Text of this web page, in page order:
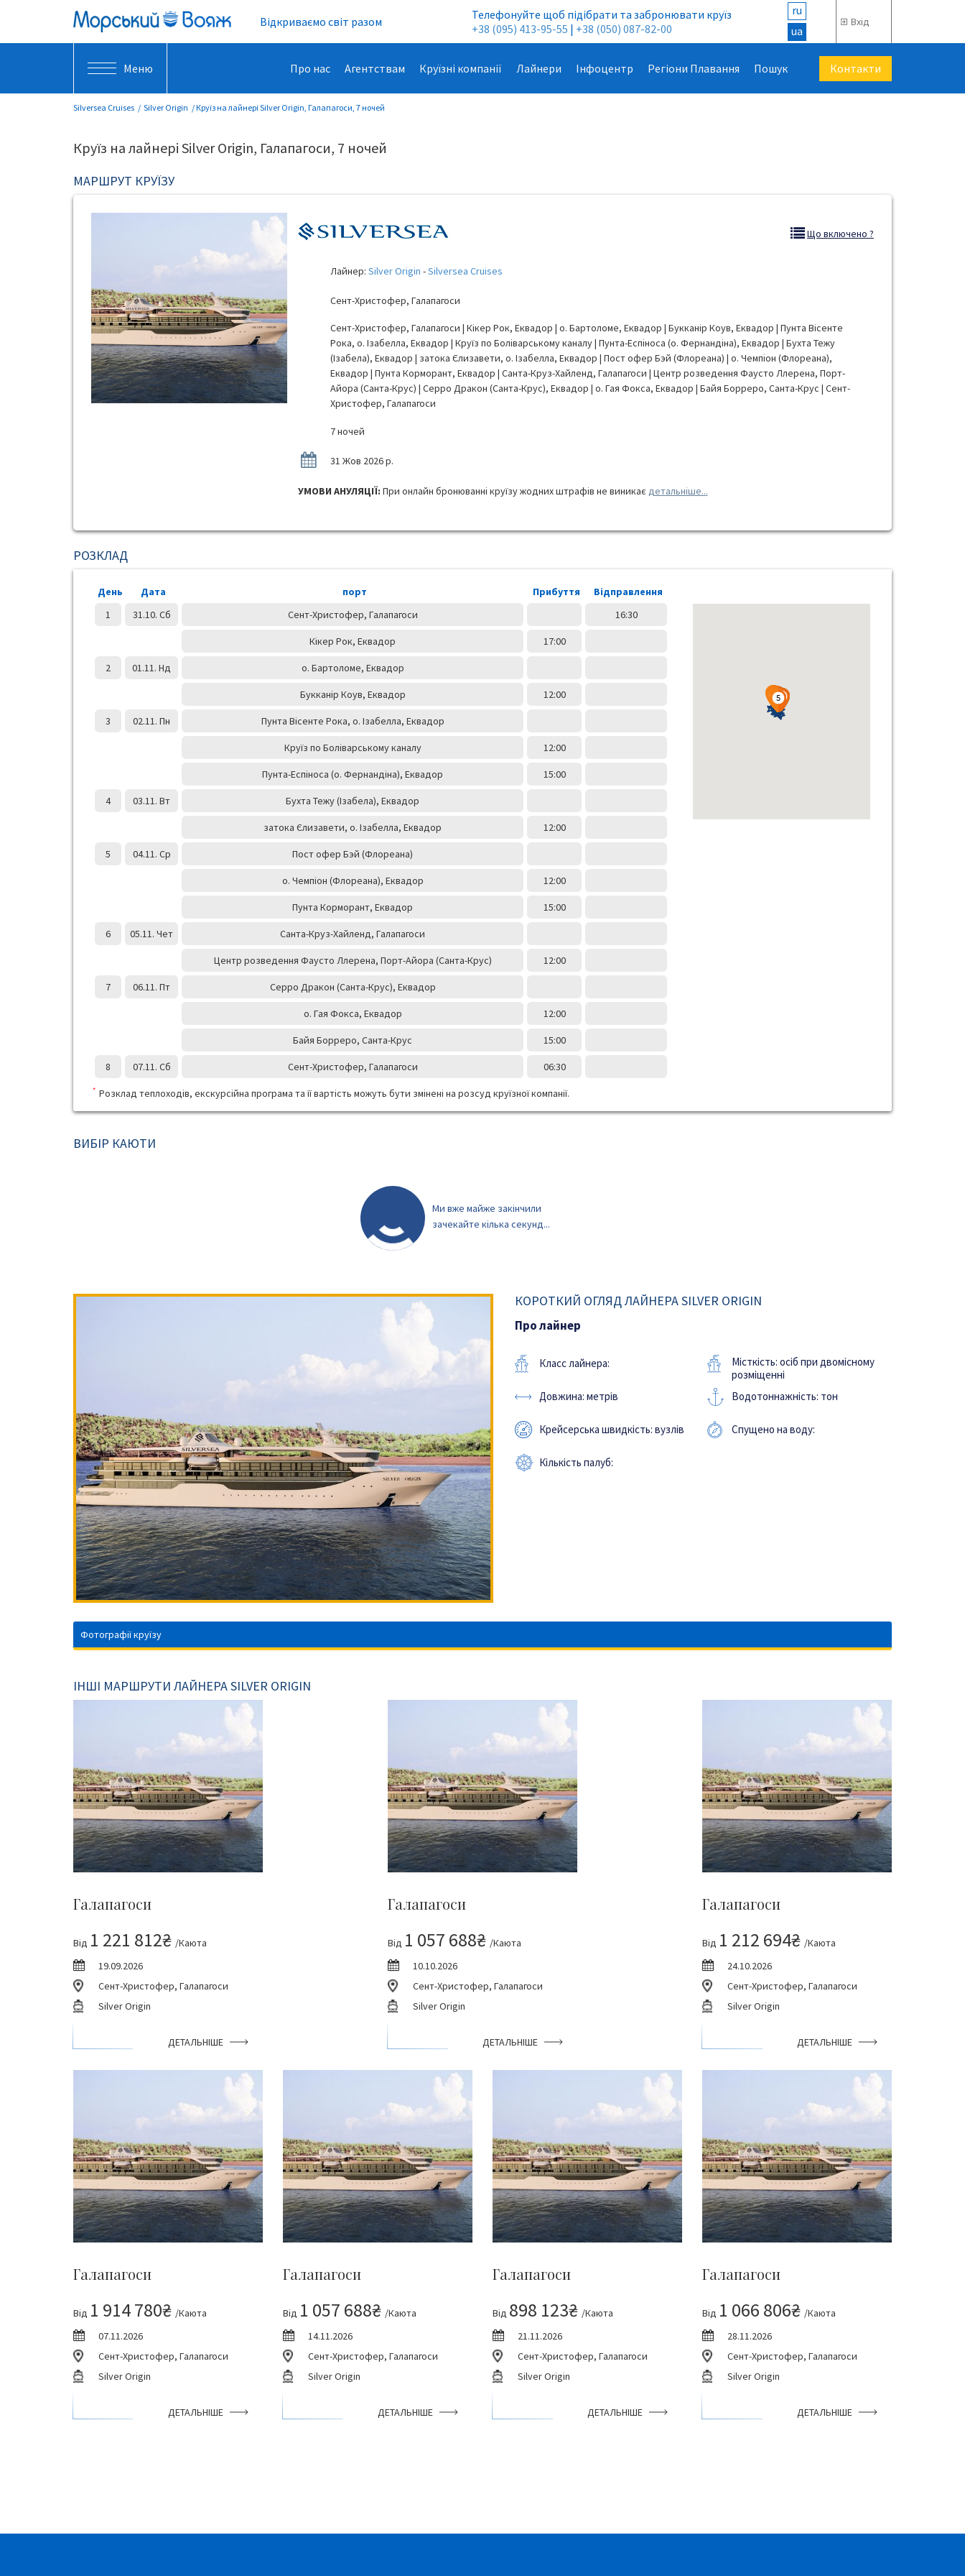
Відкриваємо світ разом
Телефонуйте щоб підібрати та забронювати круїз
+38 (095) 413-95-55 | +38 (050) 087-82-00
ru
ua
Вхід
Меню Про нас Агентствам Круїзні компанії Лайнери Інфоцентр Регіони Плавання Пошук Контакти
Silversea Cruises Silver Origin Круїз на лайнері Silver Origin, Галапагоси, 7 ночей
Круїз на лайнері Silver Origin, Галапагоси, 7 ночей
МАРШРУТ КРУЇЗУ
Що включено ?
Лайнер: Silver Origin -Silversea Cruises
Сент-Христофер, Галапагоси
Сент-Христофер, Галапагоси | Кікер Рок, Еквадор | о. Бартоломе, Еквадор | Букканір Коув, Еквадор | Пунта Вісенте
Рока, о. Ізабелла, Еквадор | Круїз по Боліварському каналу | Пунта-Еспіноса (о. Фернандіна), Еквадор | Бухта Тежу
(Ізабела), Еквадор | затока Єлизавети, о. Ізабелла, Еквадор | Пост офер Бэй (Флореана) | о. Чемпіон (Флореана),
Еквадор | Пунта Корморант, Еквадор | Санта-Круз-Хайленд, Галапагоси | Центр розведення Фаусто Ллерена, Порт-
Айора (Санта-Крус) | Серро Дракон (Санта-Крус), Еквадор | о. Гая Фокса, Еквадор | Байя Борреро, Санта-Крус | Сент-
Христофер, Галапагоси
7 ночей
31 Жов 2026 р.
УМОВИ АНУЛЯЦІЇ: При онлайн бронюванні круїзу жодних штрафів не виникає детальніше...
РОЗКЛАД
День Дата порт Прибуття
Відправлення
1
31.10. Сб Сент-Христофер, Галапагоси 16:30
Кікер Рок, Еквадор 17:00
2 01.11. Нд о. Бартоломе, Еквадор
Букканір Коув, Еквадор 12:00
3 02.11. Пн Пунта Вісенте Рока, о. Ізабелла, Еквадор
Круїз по Боліварському каналу 12:00
Пунта-Еспіноса (о. Фернандіна), Еквадор 15:00
4 03.11. Вт Бухта Тежу (Ізабела), Еквадор
затока Єлизавети, о. Ізабелла, Еквадор 12:00
5 04.11. Ср Пост офер Бэй (Флореана)
о. Чемпіон (Флореана), Еквадор 12:00
Пунта Корморант, Еквадор 15:00
6 05.11. Чет Санта-Круз-Хайленд, Галапагоси
Центр розведення Фаусто Ллерена, Порт-Айора (Санта-Крус) 12:00
7 06.11. Пт Серро Дракон (Санта-Крус), Еквадор
о. Гая Фокса, Еквадор 12:00
Байя Борреро, Санта-Крус 15:00
8 07.11. Сб Сент-Христофер, Галапагоси 06:30
* Розклад теплоходів, екскурсійна програма та її вартість можуть бути змінені на розсуд круїзної компанії.
ВИБІР КАЮТИ
Ми вже майже закінчили
зачекайте кілька секунд...
КОРОТКИЙ ОГЛЯД ЛАЙНЕРА SILVER ORIGIN
Про лайнер
Класс лайнера:
Місткість: осіб при двомісному
розміщенні
Довжина: метрів
Водотоннажність: тон
Крейсерська швидкість: вузлів Спущено на воду:
Кількість палуб:
Фотографії круїзу
ІНШІ МАРШРУТИ ЛАЙНЕРА SILVER ORIGIN
Галапагоси
Від 1 221 812₴ /Каюта
19.09.2026
Сент-Христофер, Галапагоси
Silver Origin
ДЕТАЛЬНІШЕ
Галапагоси
Від 1 057 688₴ /Каюта
10.10.2026
Сент-Христофер, Галапагоси
Silver Origin
ДЕТАЛЬНІШЕ
Галапагоси
Від 1 212 694₴ /Каюта
24.10.2026
Сент-Христофер, Галапагоси
Silver Origin
ДЕТАЛЬНІШЕ
Галапагоси
Від 1 914 780₴ /Каюта
07.11.2026
Сент-Христофер, Галапагоси
Silver Origin
ДЕТАЛЬНІШЕ
Галапагоси
Від 1 057 688₴ /Каюта
14.11.2026
Сент-Христофер, Галапагоси
Silver Origin
ДЕТАЛЬНІШЕ
Галапагоси
Від 898 123₴ /Каюта
21.11.2026
Сент-Христофер, Галапагоси
Silver Origin
ДЕТАЛЬНІШЕ
Галапагоси
Від 1 066 806₴ /Каюта
28.11.2026
Сент-Христофер, Галапагоси
Silver Origin
ДЕТАЛЬНІШЕ